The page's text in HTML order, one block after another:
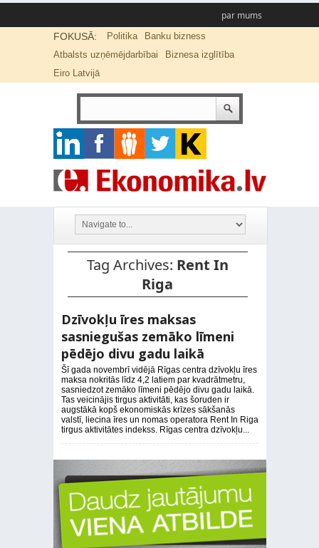
par mums
FOKUSĀ: Politika
Banku bizness
Atbalsts uzņēmējdarbībai
Biznesa izglītība
Eiro Latvijā
Tag Archives: Rent In
Riga
Dzīvokļu īres maksas
sasniegušas zemāko līmeni
pēdējo divu gadu laikā
Šī gada novembrī vidējā Rīgas centra dzīvokļu īres
maksa nokritās līdz 4,2 latiem par kvadrātmetru,
sasniedzot zemāko līmeni pēdējo divu gadu laikā.
Tas veicinājis tirgus aktivitāti, kas šoruden ir
augstākā kopš ekonomiskās krīzes sākšanās
valstī, liecina īres un nomas operatora Rent In Riga
tirgus aktivitātes indekss. Rīgas centra dzīvokļu...